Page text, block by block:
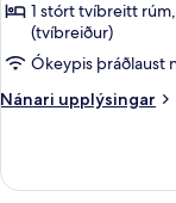
Superior-
íbúð
-
2
reyklaust
1 stórt tvíbreitt
(tvíbreiður)
Ókeypis þráðlaust
Nánari upplýsingar
Nánari
íbúð